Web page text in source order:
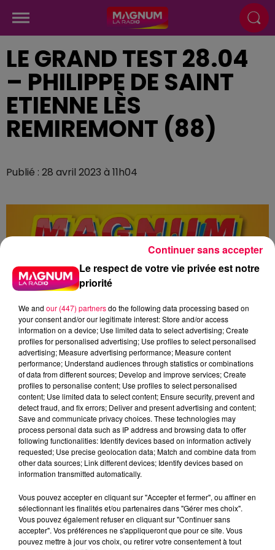
LE GRAND TEST 28.04
– PHILIPPE DE SAINT
ETIENNE LÈS
REMIREMONT (88)
Publié : 28 avril 2023 à 11h04
de-Saint-Etienne-Les-Remiremont-88.mp3
Le respect de votre vie privée est notre
priorité
We and our (447) partnersdo the following data processing based on
your consent and/or our legitimate interest: Store and/or access
information on a device; Use limited data to select advertising; Create
profiles for personalised advertising; Use profiles to select personalised
advertising; Measure advertising performance; Measure content
performance; Understand audiences through statistics or combinations
of data from different sources; Develop and improve services; Create
profiles to personalise content; Use profiles to select personalised
content; Use limited data to select content; Ensure security, prevent and
detect fraud, and fix errors; Deliver and present advertising and content;
Save and communicate privacy choices. These technologies may
process personal data such as IP address and browsing data to offer
following functionalities: Identify devices based on information actively
requested; Use precise geolocation data; Match and combine data from
other data sources; Link different devices; Identify devices based on
information transmitted automatically.
Vous pouvez accepter en cliquant sur "Accepter et fermer", ou affiner en
sélectionnant les finalités et/ou partenaires dans "Gérer mes choix".
Vous pouvez également refuser en cliquant sur "Continuer sans
accepter". Vos préférences ne s'appliqueront que pour ce site. Vous
pouvez mettre à jour vos choix, ou retirer votre consentement à tout
Continuer sans accepter